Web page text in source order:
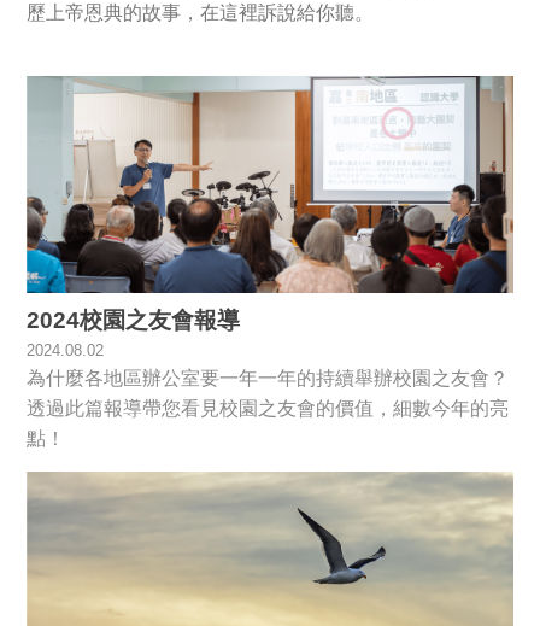
歷上帝恩典的故事，在這裡訴說給你聽。
2024校園之友會報導
2024.08.02
為什麼各地區辦公室要一年一年的持續舉辦校園之友會？
透過此篇報導帶您看見校園之友會的價值，細數今年的亮
點！